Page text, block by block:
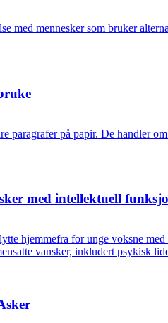
med mennesker som bruker
paragrafer på papir. De handler
med intellektuell
hjemmefra for unge voksne
vansker, inkludert psykisk